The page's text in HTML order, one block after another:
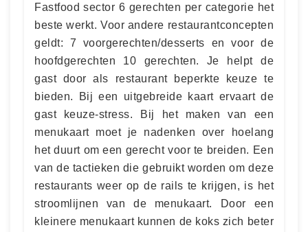
Fastfood sector 6 gerechten per categorie het
beste werkt. Voor andere restaurantconcepten
geldt: 7 voorgerechten/desserts en voor de
hoofdgerechten 10 gerechten. Je helpt de
gast door als restaurant beperkte keuze te
bieden. Bij een uitgebreide kaart ervaart de
gast keuze-stress. Bij het maken van een
menukaart moet je nadenken over hoelang
het duurt om een gerecht voor te breiden. Een
van de tactieken die gebruikt worden om deze
restaurants weer op de rails te krijgen, is het
stroomlijnen van de menukaart. Door een
kleinere menukaart kunnen de koks zich beter